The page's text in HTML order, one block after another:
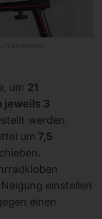
um 21
jeweils 3
werden.
um 7,5
einstellen
einen